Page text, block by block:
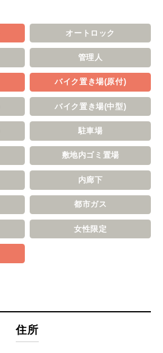
オートロック
管理人
バイク置き場(原付)
バイク置き場(中型)
駐車場
敷地内ゴミ置場
内廊下
都市ガス
女性限定
住所